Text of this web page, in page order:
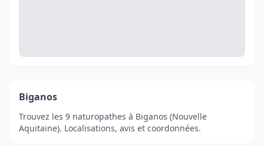
Biganos
Trouvez les 9 naturopathes à Biganos (Nouvelle
Aquitaine). Localisations, avis et coordonnées.